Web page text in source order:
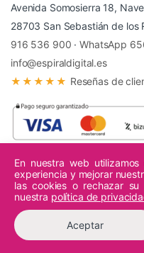
Avenida Somosierra 18,
28703 San Sebastián de los
916 536 900 ·WhatsApp
info@espiraldigital.es
★★★★★ Reseñas de
© 2026 Espiral Digital -
En nuestra web
experiencia y mejorar
las cookies o rechazar su
nuestra política de
Aceptar